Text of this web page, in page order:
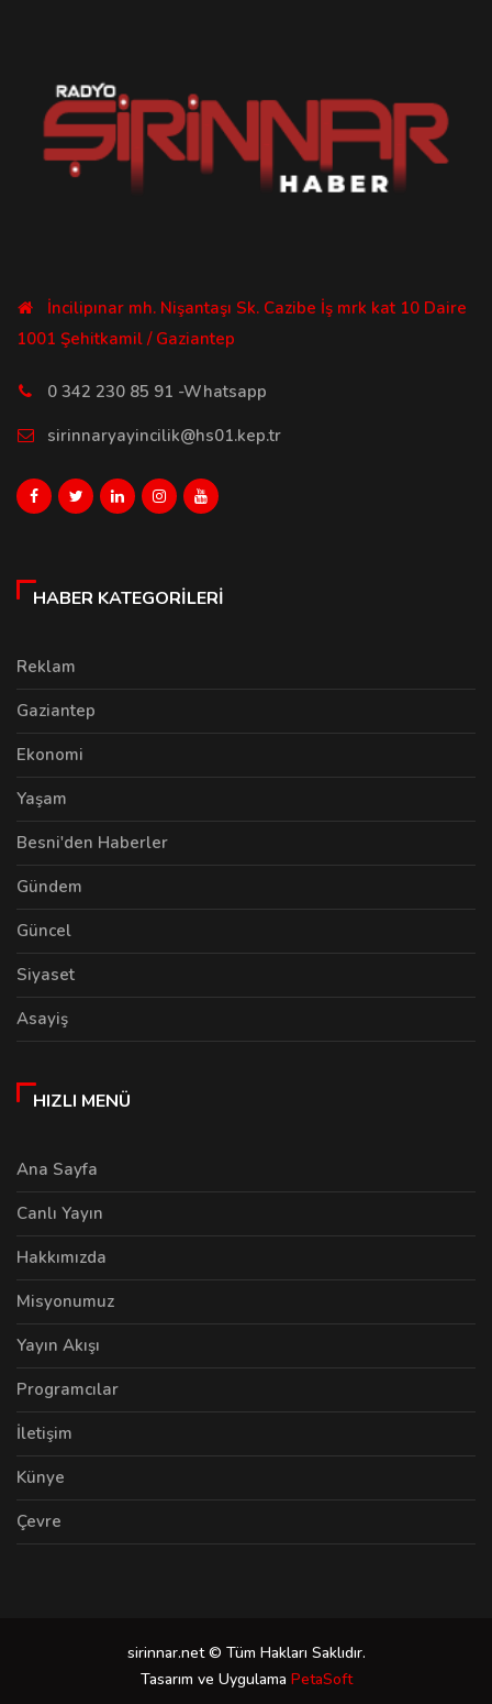
İncilipınar mh. Nişantaşı Sk. Cazibe İş mrk kat 10 Daire
1001 Şehitkamil / Gaziantep
0 342 230 85 91 -Whatsapp
sirinnaryayincilik@hs01.kep.tr
HABER KATEGORILERI
Reklam
Gaziantep
Ekonomi
Yaşam
Besni'den Haberler
Gündem
Güncel
Siyaset
Asayiş
HIZLI MENÜ
Ana Sayfa
Canlı Yayın
Hakkımızda
Misyonumuz
Yayın Akışı
Programcılar
İletişim
Künye
Çevre
sirinnar.net © Tüm Hakları Saklıdır.
Tasarım ve Uygulama PetaSoft